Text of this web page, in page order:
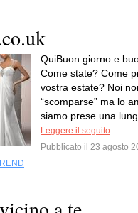
QuiBuon giorno e
Come state? Come
vostra estate? Noi
“scomparse” ma lo
siamo prese una
Leggere il seguito
Pubblicato il 23 agosto